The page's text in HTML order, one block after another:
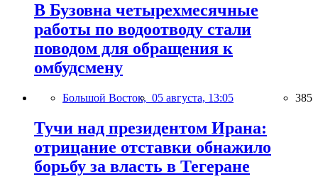
В Бузовна четырехмесячные
работы по водоотводу стали
поводом для обращения к
омбудсмену
Большой Восток, 05 августа, 13:05 385
Тучи над президентом Ирана:
отрицание отставки обнажило
борьбу за власть в Тегеране